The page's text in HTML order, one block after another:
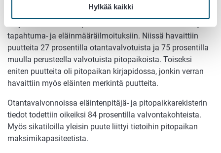
Hylkää kaikki
pitopaikoissa enin osa havaituista puutteista
tapahtuma- ja eläinmääräilmoituksiin. Niissä havaittiin
puutteita 27 prosentilla otantavalvotuista ja 75 prosentilla
muulla perusteella valvotuista pitopaikoista. Toiseksi
eniten puutteita oli pitopaikan kirjapidossa, jonkin verran
havaittiin myös eläinten merkintä puutteita.
Otantavalvonnoissa eläintenpitäjä- ja pitopaikkarekisterin
tiedot todettiin oikeiksi 84 prosentilla valvontakohteista.
Myös sikatiloilla yleisin puute liittyi tietoihin pitopaikan
maksimikapasiteetista.